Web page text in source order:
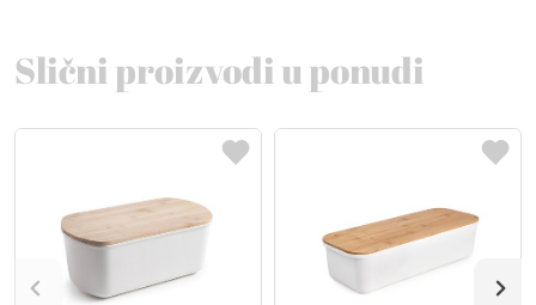
Slični proizvodi u ponudi